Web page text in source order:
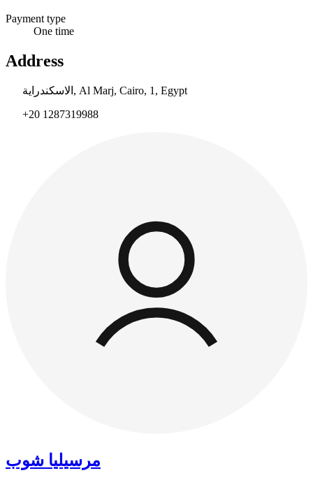
Payment type
One time
Address
الاسكندراية, Al Marj, Cairo, 1, Egypt
+20 1287319988
مرسيليا شوب